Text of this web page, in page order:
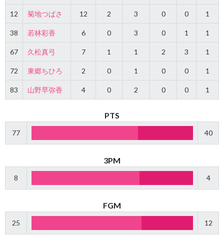
12 菊地つばさ 12 2 3 0 0 1
38 若林彩香 6 0 3 0 1 1
67 久松真弓 7 1 1 2 3 1
72 東郷ちひろ 2 0 1 0 0 1
83 山野早弥香 4 0 2 0 0 1
PTS
77 40
3PM
8 4
FGM
25 12